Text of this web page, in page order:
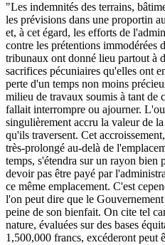
"Les indemnités des terrains,
les prévisions dans une proportin
et, à cet égard, les efforts de
contre les prétentions immodérées
tribunaux ont donné lieu partout à
sacrifices pécuniaires qu'elles ont
perte d'un temps non moins
milieu de travaux soumis à tant de
fallait interrompre ou ajourner.
singulièrement accru la valeur de
qu'ils traversent. Cet
très-prolongé au-delà de
temps, s'étendra sur un rayon bien
devoir pas être payé par
ce même emplacement. C'est
l'on peut dire que le
peine de son bienfait. On cite tel
nature, évaluées sur des bases
1,500,000 francs, excéderont peut